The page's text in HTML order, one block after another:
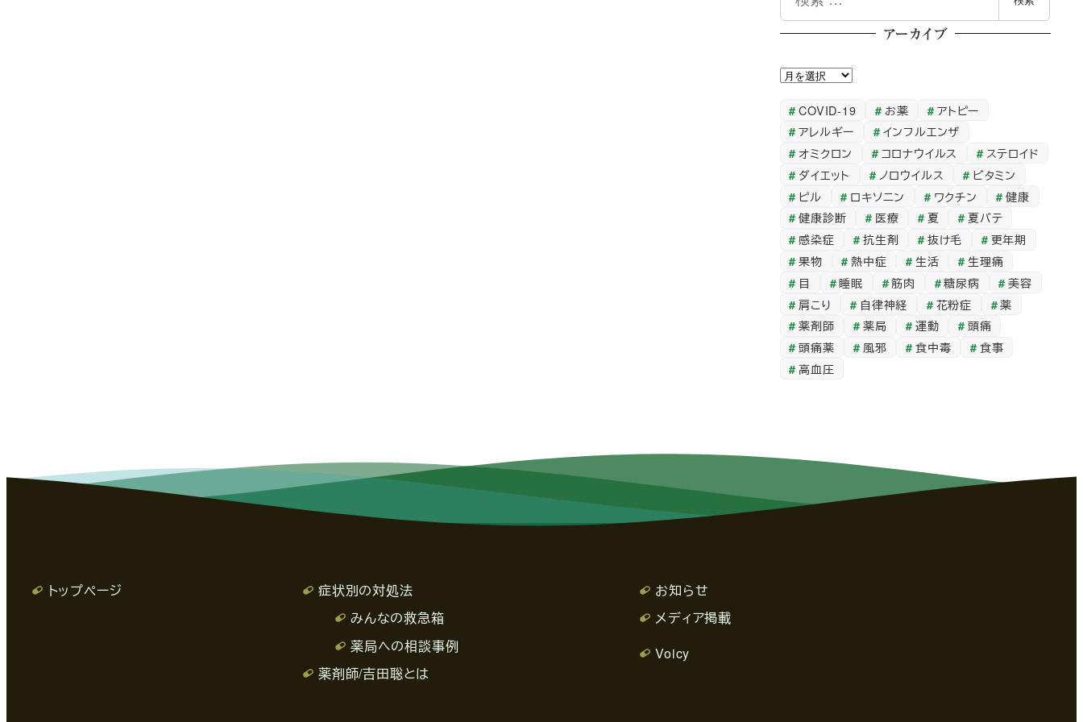
アーカイブ
ア
カ
イ
ブ
COVID-19 お薬
アトピー
アレルギー
インフルエンザ
オミクロン
コロナウイルス
ステロイド
ダイエット
ノロウイルス
ビタミン
ピル
ロキソニン ワクチン
健康
健康診断
医療 夏
夏バテ
感染症
抗生剤 抜け毛
更年期
果物
熱中症 生活
生理痛
目
睡眠 筋肉 糖尿病
美容
肩こり
自律神経 花粉症
薬
薬剤師
薬局 運動
頭痛
頭痛薬
風邪 食中毒
食事
高血圧
トップページ
症状別の対処法
みんなの救急箱
薬局への相談事例
薬剤師/吉田聡とは
お知らせ
メディア掲載
Voicy